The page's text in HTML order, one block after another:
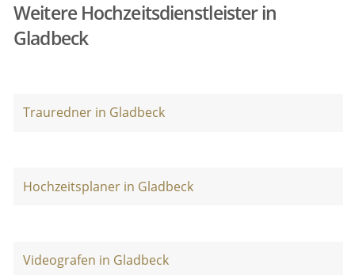
Weitere Hochzeitsdienstleister in
Gladbeck
Trauredner in Gladbeck
Hochzeitsplaner in Gladbeck
Videografen in Gladbeck